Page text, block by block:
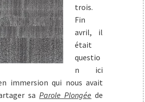
trois.
Fin
avril, il
était
questio
n ici
immersion qui nous avait
saParole Plongée de